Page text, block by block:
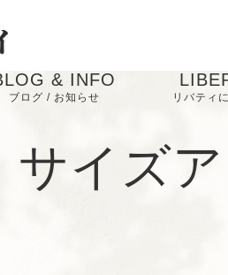
& INFO
ブログ / お知らせ
ブログ
リバティ
サイズ